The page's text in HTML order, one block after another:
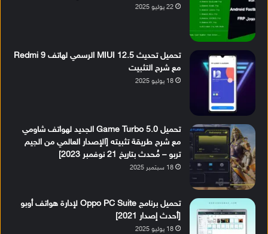
22 يوليو 2025
تحميل تحديث MIUI 12.5 الرسمي لهاتف Redmi 9
مع شرح التثبيت
18 يوليو 2025
تحميل Game Turbo 5.0 الجديد لهواتف شاومي
مع شرح طريقة تثبيته [الإصدار العالمي من الجيم
تربو – مُحدث بتاريخ 21 نوفمبر 2023]
18 سبتمبر 2025
تحميل برنامج Oppo PC Suite لإدارة هواتف أوبو
[أحدث إصدار 2021]
18 يوليو 2025